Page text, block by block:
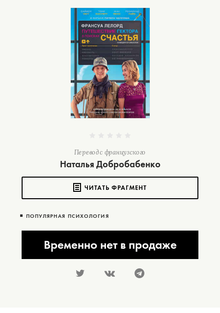
Перевод с французского
Наталья Добробабенко
ЧИТАТЬ ФРАГМЕНТ
ПОПУЛЯРНАЯ ПСИХОЛОГИЯ
Временно нет в продаже